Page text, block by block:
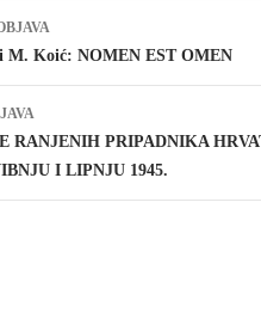
M. Koić: NOMEN EST OMEN
RANJENIH PRIPADNIKA
I LIPNJU 1945.